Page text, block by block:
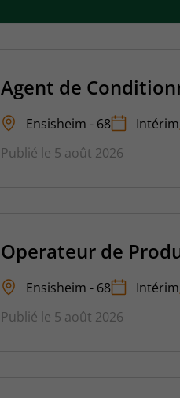
Agent de
Ensisheim - 68 Intérim
Publié le 5 août 2026
Operateur de
Ensisheim - 68 Intérim
Publié le 5 août 2026